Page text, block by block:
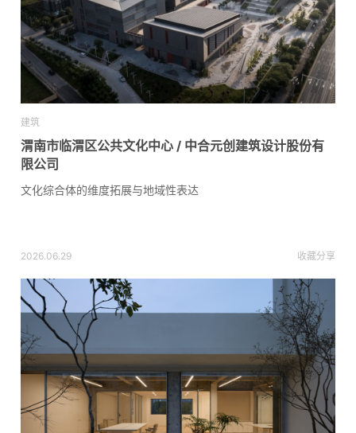
建筑
渭南市临渭区公共文化中心 / 中合元创建筑设计股份有
限公司
文化综合体的维度拓展与地域性表达
2026.06.29 收藏分享